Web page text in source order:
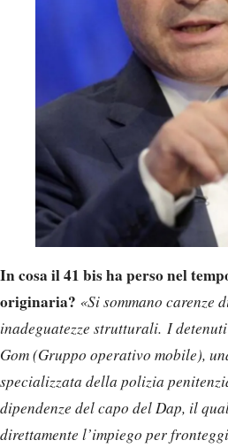
In cosa il 41 bis ha perso nel
originaria? «Si sommano carenze
inadeguatezze strutturali. I
Gom (Gruppo operativo mobile),
specializzata della polizia
dipendenze del capo del Dap, il
direttamente l’impiego per